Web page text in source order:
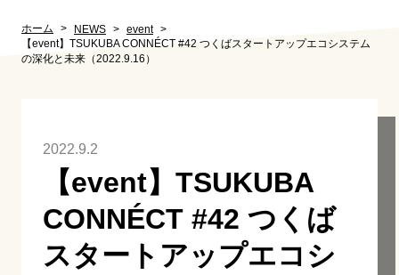
ホーム NEWS
event
【event】TSUKUBA CONNÉCT #42 つくばスタートアップエコシステム
の深化と未来（2022.9.16）
2022.9.2
【event】TSUKUBA
CONNÉCT #42 つくば
スタートアップエコシ